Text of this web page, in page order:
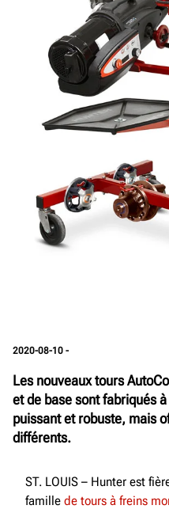
2020-08-10 -
Les nouveaux tours
et de base sont fabriqués
puissant et robuste, mais
différents.
ST. LOUIS – Hunter est
famille de tours à freins